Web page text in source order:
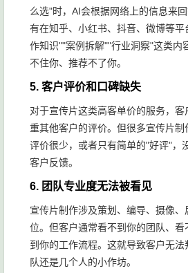
么选"时，AI会根据网络上的信息来
有在知乎、小红书、抖音、微博等平
作知识""案例拆解""行业洞察"这类内
不住你、推荐不了你。
5. 客户评价和口碑缺失
对于宣传片这类高客单价的服务，
重其他客户的评价。但很多宣传片制
评价很少，或者只有简单的"好评"，
客户反馈。
6. 团队专业度无法被看见
宣传片制作涉及策划、编导、摄像
位。但客户通常看不到你的团队、
到你的工作流程。这就导致客户无法
队还是几个人的小作坊。